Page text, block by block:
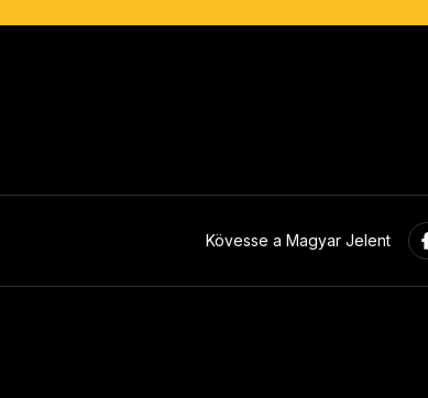
Kövesse a Magyar Jelent